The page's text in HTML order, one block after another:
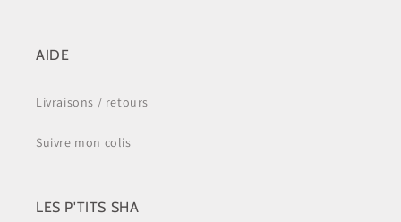
AIDE
Livraisons / retours
Suivre mon colis
LES P'TITS SHA